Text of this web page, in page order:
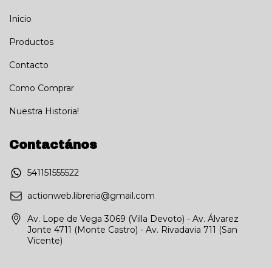
Inicio
Productos
Contacto
Como Comprar
Nuestra Historia!
Contactános
541151555522
actionweb.libreria@gmail.com
Av. Lope de Vega 3069 (Villa Devoto) - Av. Álvarez
Jonte 4711 (Monte Castro) - Av. Rivadavia 711 (San
Vicente)